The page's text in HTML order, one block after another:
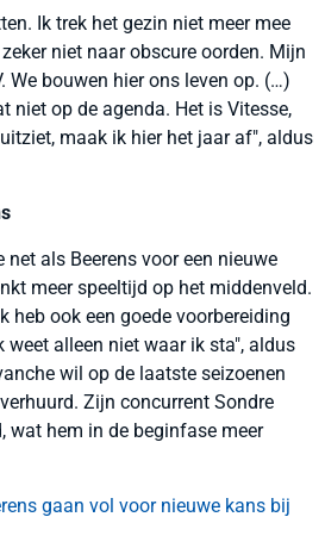
Ik trek het gezin niet meer mee
niet naar obscure oorden. Mijn
We bouwen hier ons leven op. (…)
niet op de agenda. Het is Vitesse,
maak ik hier het jaar af", aldus
net als Beerens voor een nieuwe
meer speeltijd op het middenveld.
heb ook een goede voorbereiding
weet alleen niet waar ik sta", aldus
wil op de laatste seizoenen
Zijn concurrent Sondre
wat hem in de beginfase meer
gaan vol voor nieuwe kans bij